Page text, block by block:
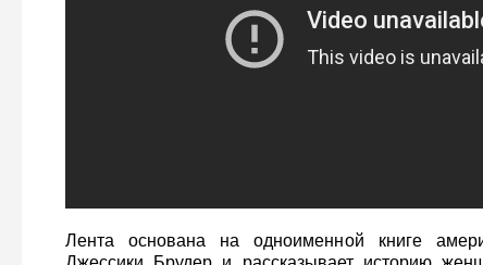
Лента основана на одноименной книге